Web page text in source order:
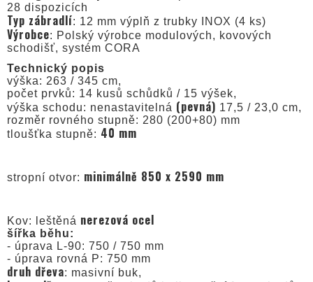
28 dispozicích
Typ zábradlí: 12 mm výplň z trubky INOX (4 ks)
Výrobce: Polský výrobce modulových, kovových
schodišť, systém CORA
Technický popis
výška: 263 / 345 cm,
počet prvků: 14 kusů schůdků / 15 výšek,
výška schodu: nenastavitelná (pevná) 17,5 / 23,0 cm,
rozměr rovného stupně: 280 (200+80) mm
tloušťka stupně: 40 mm
stropní otvor: minimálně 850 x 2590 mm
Kov: leštěná nerezová ocel
šířka běhu:
- úprava L-90: 750 / 750 mm
- úprava rovná P: 750 mm
druh dřeva: masivní buk,